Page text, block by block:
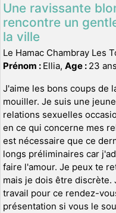
Une ravissante
rencontre un
la ville
Le Hamac Chambray Les
Prénom : Ellia, Age : 23
J'aime les bons coups de
mouiller. Je suis une
relations sexuelles
en ce qui concerne mes
est nécessaire que ce
longs préliminaires car
faire l'amour. Je peux te
mais je dois être discrète.
travail pour ce rendez-
présentation si vous le